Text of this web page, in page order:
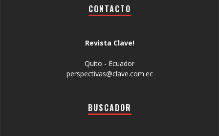
CONTACTO
Revista Clave!
Quito - Ecuador
perspectivas@clave.com.ec
BUSCADOR